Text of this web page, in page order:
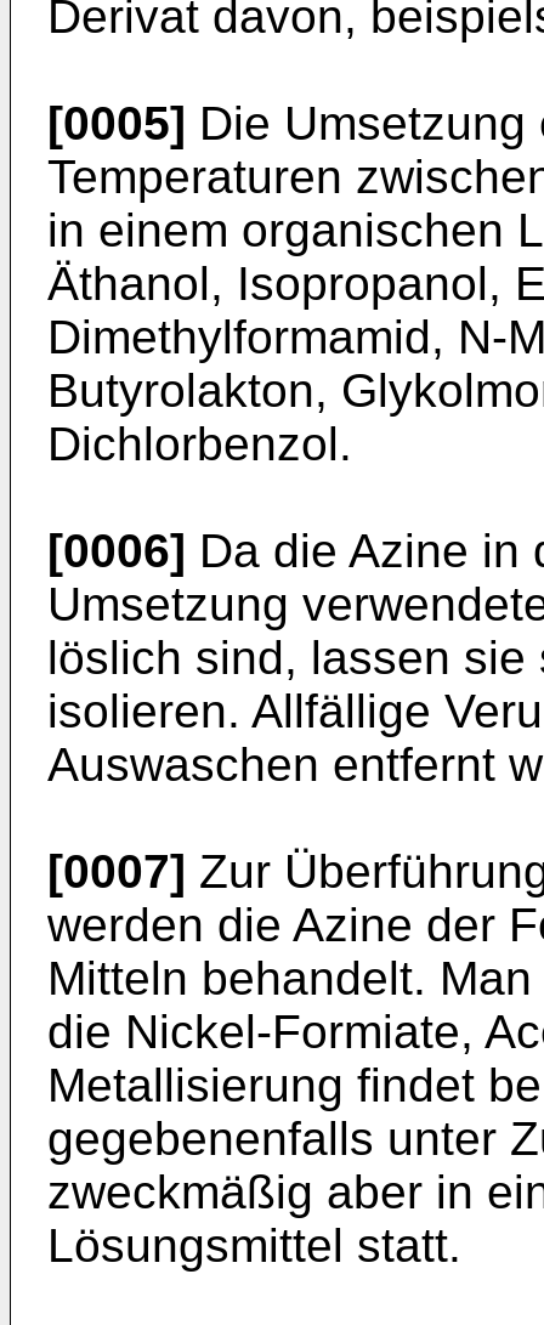
Derivat davon,
[0005] Die
Temperaturen
in einem organischen
Äthanol, Isopropanol,
Dimethylformamid, N-
Butyrolakton,
Dichlorbenzol.
[0006] Da die Azine in
Umsetzung
löslich sind, lassen
isolieren. Allfällige
Auswaschen entfernt
[0007] Zur
werden die Azine der
Mitteln behandelt.
die Nickel-Formiate,
Metallisierung findet
gegebenenfalls unter
zweckmäßig aber in
Lösungsmittel statt.